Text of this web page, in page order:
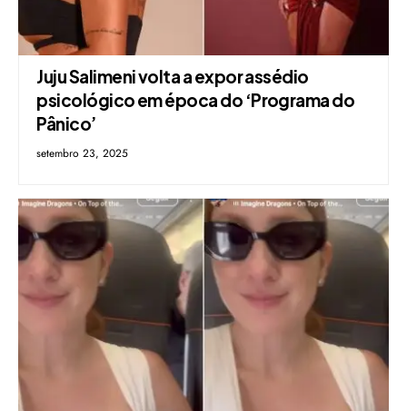
Juju Salimeni volta a expor assédio
psicológico em época do ‘Programa do
Pânico’
setembro 23, 2025